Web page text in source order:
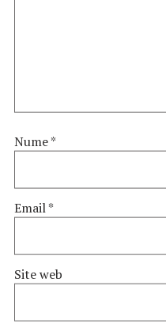
Nume*
Email*
Site web